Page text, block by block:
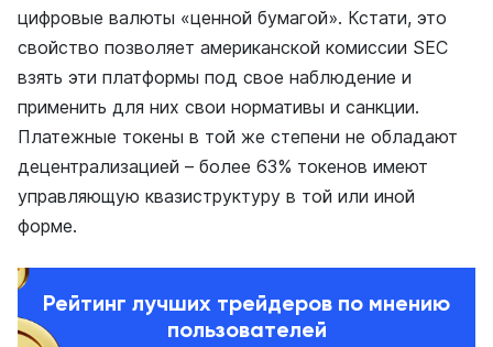
цифровые валюты «ценной бумагой». Кстати, это
свойство позволяет американской комиссии SEC
взять эти платформы под свое наблюдение и
применить для них свои нормативы и санкции.
Платежные токены в той же степени не обладают
децентрализацией – более 63% токенов имеют
управляющую квазиструктуру в той или иной
форме.
Рейтинг лучших трейдеров по мнению
пользователей